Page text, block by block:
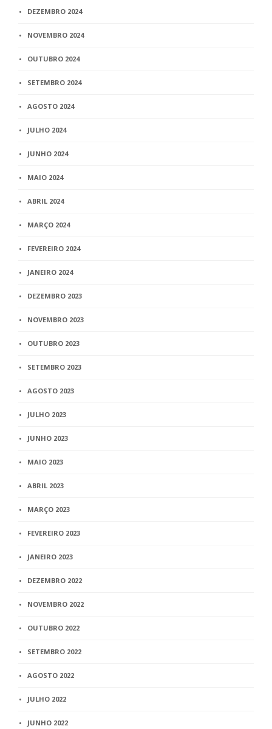
DEZEMBRO 2024
NOVEMBRO 2024
OUTUBRO 2024
SETEMBRO 2024
AGOSTO 2024
JULHO 2024
JUNHO 2024
MAIO 2024
ABRIL 2024
MARÇO 2024
FEVEREIRO 2024
JANEIRO 2024
DEZEMBRO 2023
NOVEMBRO 2023
OUTUBRO 2023
SETEMBRO 2023
AGOSTO 2023
JULHO 2023
JUNHO 2023
MAIO 2023
ABRIL 2023
MARÇO 2023
FEVEREIRO 2023
JANEIRO 2023
DEZEMBRO 2022
NOVEMBRO 2022
OUTUBRO 2022
SETEMBRO 2022
AGOSTO 2022
JULHO 2022
JUNHO 2022